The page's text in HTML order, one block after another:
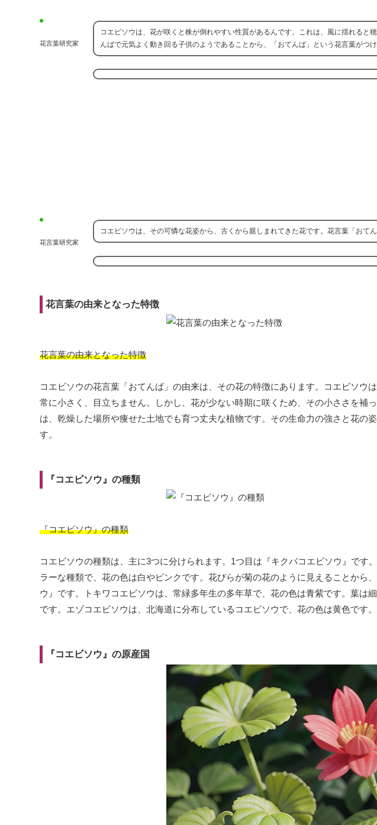
花言葉研究家
コエビソウは、花が咲くと株が倒れやすい性質があるんです。これは、風に揺れると
んばで元気よく動き回る子供のようであることから、「おてんば」という花言葉がつけ
花言葉研究家
コエビソウは、その可憐な花姿から、古くから親しまれてきた花です。花言葉「おて
花言葉の由来となった特徴
花言葉の由来となった特徴
コエビソウの花言葉「おてんば」の由来は、その花の特徴にあります。コエビソウ
常に小さく、目立ちません。しかし、花が少ない時期に咲くため、その小ささを補
は、乾燥した場所や痩せた土地でも育つ丈夫な植物です。その生命力の強さと花の
す。
『コエビソウ』の種類
『コエビソウ』の種類
コエビソウの種類は、主に3つに分けられます。1つ目は『キクバコエビソウ』です
ラーな種類で、花の色は白やピンクです。花びらが菊の花のように見えることから
ウ』です。トキワコエビソウは、常緑多年生の多年草で、花の色は青紫です。葉は
です。エゾコエビソウは、北海道に分布しているコエビソウで、花の色は黄色です
『コエビソウ』の原産国